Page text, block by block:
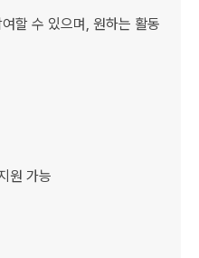
할 수 있으며, 원하는 활동
원 가능